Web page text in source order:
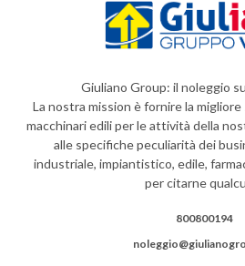
Giuliano Group: il noleggio
La nostra mission è fornire la
macchinari edili per le attività della
alle specifiche peculiarità dei
industriale, impiantistico, edile,
per citarne
800800194